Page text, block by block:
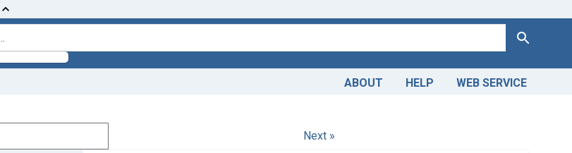
Search
ABOUT HELP WEB SERVICE
Next »